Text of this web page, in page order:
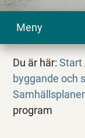
Meny
Du är här:Start
byggande och
program